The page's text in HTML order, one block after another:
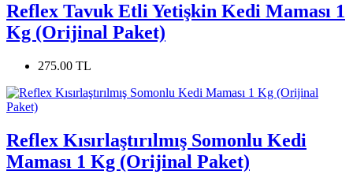
Reflex Tavuk Etli Yetişkin Kedi Maması 1
Kg (Orijinal Paket)
275.00 TL
Reflex Kısırlaştırılmış Somonlu Kedi
Maması 1 Kg (Orijinal Paket)